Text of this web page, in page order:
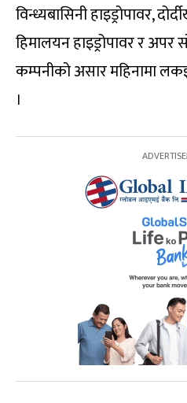
विन्ध्यबासिनी हाइड्रोपावर,
हिमालयन हाइड्रोपावर र अपर
कम्पनीको असार महिनामा
।